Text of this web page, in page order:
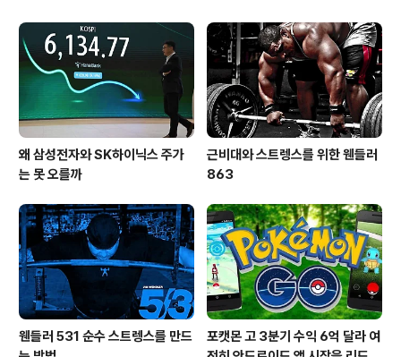
왜 삼성전자와 SK하이닉스 주가
는 못 오를까
근비대와 스트렝스를 위한 웬들러
863
웬들러 531 순수 스트렝스를 만드
포캣몬 고 3분기 수익 6억 달라 여